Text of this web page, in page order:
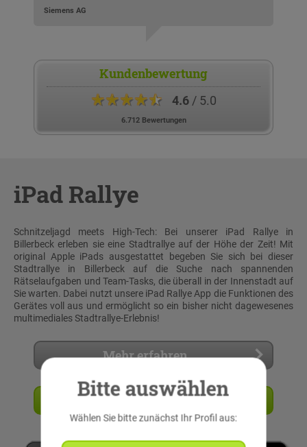
Siemens AG
Kundenbewertung
★★★★★ 4.6/ 5.0
6.712 Bewertungen
iPad Rallye
Schnitzeljagd meets High-Tech: Bei unserer iPad Rallye in
Billerbeck erleben sie eine Stadtrallye auf der Höhe der Zeit! Mit
original Apple iPads ausgestattet begeben Sie sich bei dieser
Stadtrallye in Billerbeck auf die Suche nach spannenden
Rätselaufgaben und Team-Tasks, die überall in der Innenstadt auf
Sie warten. Dabei nutzt unsere iPad Rallye App die Funktionen des
Gerätes voll aus und ermöglicht so ein bisher nicht dagewesenes
multimediales Stadtrallye-Erlebnis!
Mehr erfahren
Angebot anfordern
Bitte auswählen
Wählen Sie bitte zunächst Ihr Profil aus: